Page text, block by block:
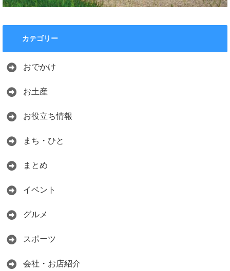
カテゴリー
おでかけ
お土産
お役立ち情報
まち・ひと
まとめ
イベント
グルメ
スポーツ
会社・お店紹介